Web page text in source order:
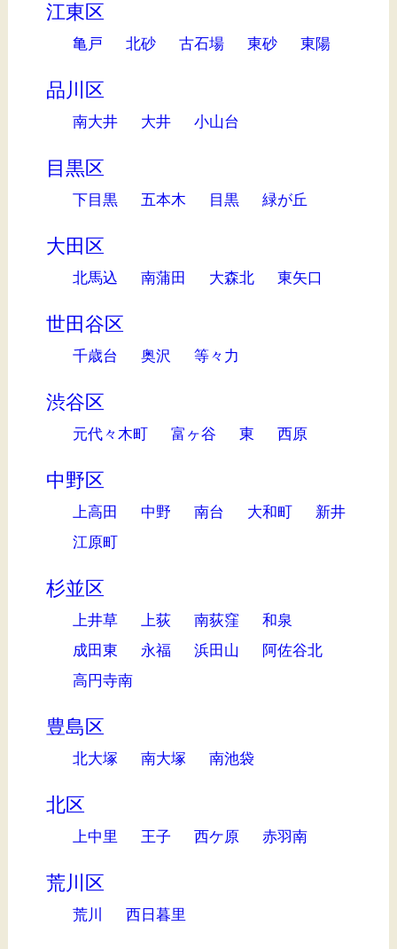
江東区
亀戸 北砂 古石場 東砂 東陽
品川区
南大井 大井 小山台
目黒区
下目黒 五本木 目黒 緑が丘
大田区
北馬込 南蒲田 大森北 東矢口
世田谷区
千歳台 奥沢 等々力
渋谷区
元代々木町 富ヶ谷 東 西原
中野区
上高田 中野 南台 大和町
新井
江原町
杉並区
上井草 上荻 南荻窪
和泉
成田東
永福 浜田山
阿佐谷北
高円寺南
豊島区
北大塚 南大塚 南池袋
北区
上中里 王子 西ケ原 赤羽南
荒川区
荒川 西日暮里